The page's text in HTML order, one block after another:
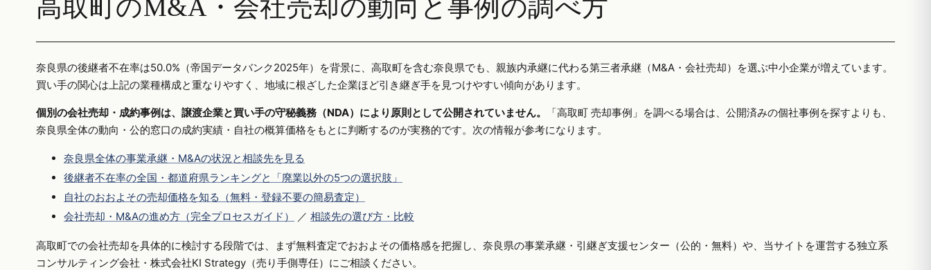
高取町のM&A・会社売却の動向と事例の調べ方
奈良県の後継者不在率は50.0%（帝国データバンク2025年）を背景に、高取町を含む奈良県でも、親族内承継に代わる第三者承継（M&A・会社売却）を選ぶ中小企業が増えています。
買い手の関心は上記の業種構成と重なりやすく、地域に根ざした企業ほど引き継ぎ手を見つけやすい傾向があります。
個別の会社売却・成約事例は、譲渡企業と買い手の守秘義務（NDA）により原則として公開されていません。
「高取町 売却事例」を調べる場合は、公開済みの個社事例を探すよりも、
奈良県全体の動向・公的窓口の成約実績・自社の概算価格をもとに判断するのが実務的です。次の情報が参考になります。
奈良県全体の事業承継・M&Aの状況と相談先を見る
後継者不在率の全国・都道府県ランキングと「廃業以外の5つの選択肢」
自社のおおよその売却価格を知る（無料・登録不要の簡易査定）
会社売却・M&Aの進め方（完全プロセスガイド）
／ 相談先の選び方・比較
高取町での会社売却を具体的に検討する段階では、まず無料査定でおおよその価格感を把握し、奈良県の事業承継・引継ぎ支援センター（公的・無料）や、当サイトを運営する独立系
コンサルティング会社・株式会社KI Strategy（売り手側専任）にご相談ください。